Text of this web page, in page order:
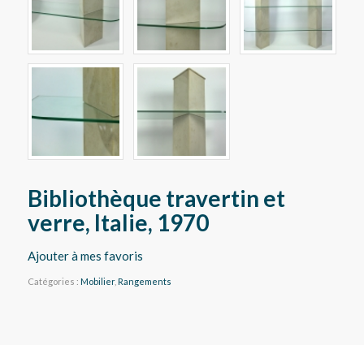
Bibliothèque travertin et
verre, Italie, 1970
Ajouter à mes favoris
Catégories : Mobilier, Rangements